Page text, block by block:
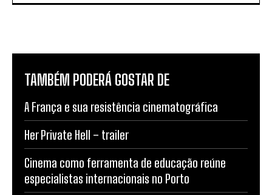
TAMBÉM PODERÁ GOSTAR DE
A França e sua resistência cinematográfica
Her Private Hell – trailer
Cinema como ferramenta de educação reúne
especialistas internacionais no Porto